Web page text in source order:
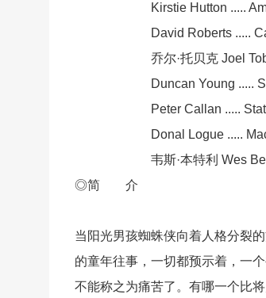
Kirstie Hutton ..... Amy
David Roberts .....
乔尔·托贝克 Joel
Duncan Young .....
Peter Callan .....
Donal Logue .....
韦斯·本特利 Wes
◎简 介
当阳光男孩蜘蛛侠向着人格分裂
的童年往事，一切都预示着，一
不能称之为痛苦了。有哪一个比